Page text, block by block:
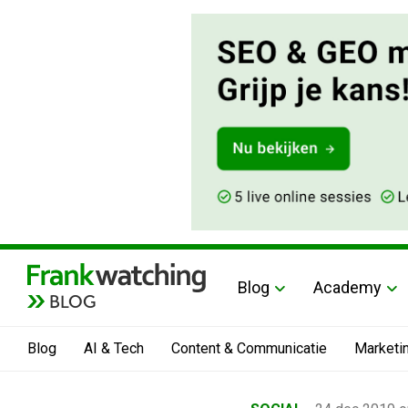
BLOG
Blog Academy
Blog AI & Tech Content & Communicatie